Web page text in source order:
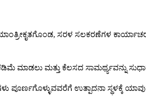
ಸರಳ ಸಲಕರಣೆಗಳ
ಮಾಡಲು ಮತ್ತು ಕೆಲಸದ ಸಾಮರ್ಥ್ಯವನ್ನು
ಪೂರ್ಣಗೊಳ್ಳುವವರೆಗೆ ಉತ್ಪಾದನಾ ಸ್ಥಳಕ್ಕೆ